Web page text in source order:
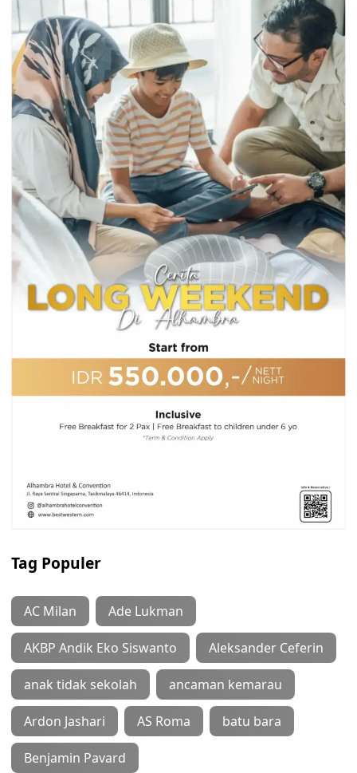
Tag Populer
AC Milan Ade Lukman
AKBP Andik Eko Siswanto Aleksander Ceferin
anak tidak sekolah ancaman kemarau
Ardon Jashari AS Roma batu bara
Benjamin Pavard